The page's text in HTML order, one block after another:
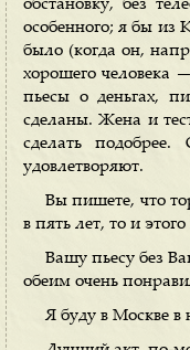
обстановку, без
особенного; я бы из
было (когда он,
хорошего человека
пьесы о деньгах,
сделаны. Жена и
сделать
удовлетворяют.
Вы пишете, что
в пять лет, то и
Вашу пьесу без
обеим очень
Я буду в Москве в